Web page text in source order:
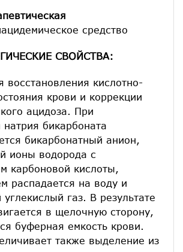
средство
СВОЙСТВА:
восстановления кислотно-
крови и коррекции
ацидоза. При
натрия бикарбоната
бикарбонатный анион,
ионы водорода с
карбоновой кислоты,
распадается на воду и
газ. В результате
в щелочную сторону,
буферная емкость крови.
также выделение из